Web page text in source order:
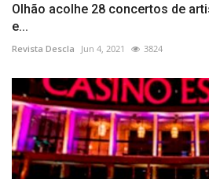
Olhão acolhe 28 concertos de
e...
Revista Descla Jun 4, 2021 3824